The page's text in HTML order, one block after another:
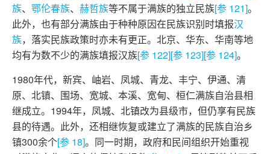
族、 鄂伦春族、 赫哲族等不属于满族的独立民族[参 121]。
此外，也有部分满族由于种种原因在民族识别时填报汉
族，落实民族政策时亦未有更正。北京、华东、华南等地
均有为数不少的满族填报汉族[参 122][参 123][参 124]。
1980年代，新宾、岫岩、凤城、青龙、丰宁、伊通、清
原、北镇、围场、宽城、本溪、宽甸、桓仁满族自治县相
继成立。1994年，凤城、北镇改为县级市，但仍享有民族
县的待遇。此外，还相继恢复或建立了满族的民族自治乡
镇300余个[参 18]。同一时期，政府和民间组织开始重视